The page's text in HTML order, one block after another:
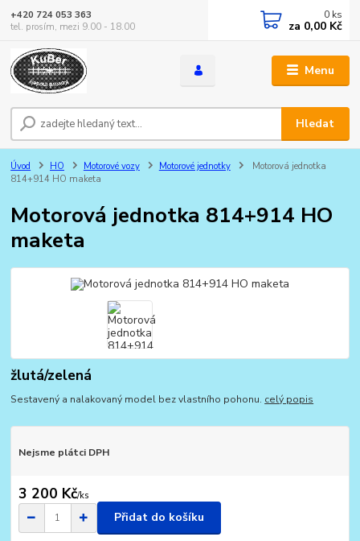
Menu
Hledat
+420 724 053 363
tel. prosím, mezi 9.00 - 18.00
0 ks
za 0,00 Kč
Úvod HO Motorové vozy Motorové jednotky
Motorová jednotka
814+914 HO maketa
Motorová jednotka 814+914 HO
maketa
žlutá/zelená
Sestavený a nalakovaný model bez vlastního pohonu. celý popis
Nejsme plátci DPH
3 200 Kč/ks
Přidat do košíku